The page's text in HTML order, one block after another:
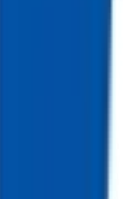
para la venta de
Con más de 92
y más de 11900
el mayor
de EE. UU.